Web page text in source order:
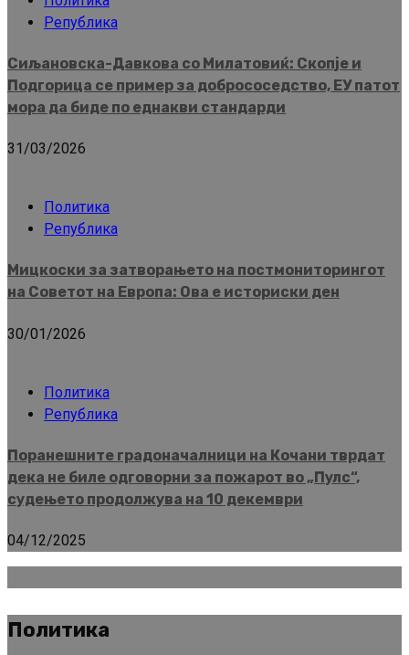
Република
Сиљановска-Давкова со Милатовиќ: Скопје и
Подгорица се пример за добрососедство, ЕУ патот
мора да биде по еднакви стандарди
31/03/2026
Политика
Република
Мицкоски за затворањето на постмониторингот
на Советот на Европа: Ова е историски ден
30/01/2026
Политика
Република
Поранешните градоначалници на Кочани тврдат
дека не биле одговорни за пожарот во „Пулс“,
судењето продолжува на 10 декември
04/12/2025
Политика